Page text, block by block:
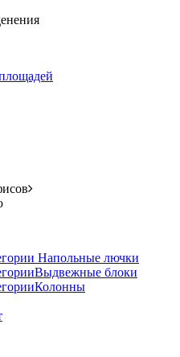
Напольные лючки
Выдвежные блоки
Колонны